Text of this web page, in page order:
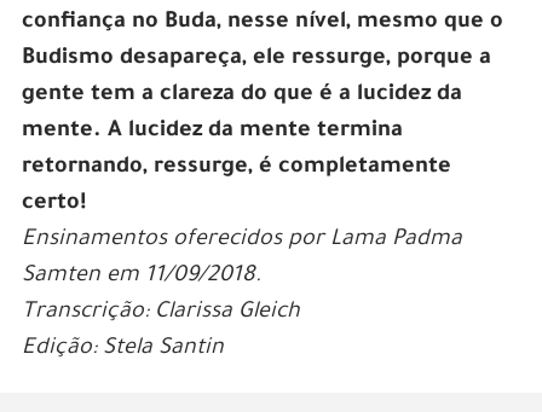
confiança no Buda, nesse nível, mesmo que o
Budismo desapareça, ele ressurge, porque a
gente tem a clareza do que é a lucidez da
mente. A lucidez da mente termina
retornando, ressurge, é completamente
certo!
Ensinamentos oferecidos por Lama Padma
Samten em 11/09/2018.
Transcrição: Clarissa Gleich
Edição: Stela Santin